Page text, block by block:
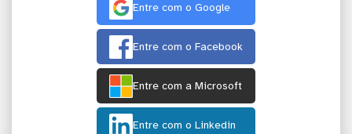
Entre com o Google
Entre com o Facebook
Entre com a Microsoft
Entre com o Linkedin